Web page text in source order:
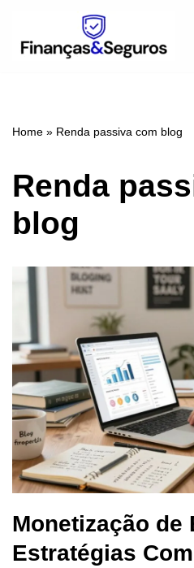
Pular
Home » Renda passiva com blog
Renda
blog
Monetização de
Estratégias